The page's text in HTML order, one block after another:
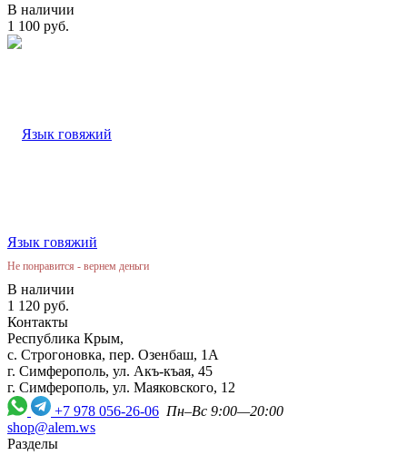
В наличии
1 100 руб.
Язык говяжий
Не понравится - вернем деньги
В наличии
1 120 руб.
Контакты
Республика Крым,
с. Строгоновка, пер. Озенбаш, 1А
г. Симферополь, ул. Акъ-къая, 45
г. Симферополь, ул. Маяковского, 12
+7 978 056-26-06 Пн–Вс 9:00—20:00
shop@alem.ws
Разделы